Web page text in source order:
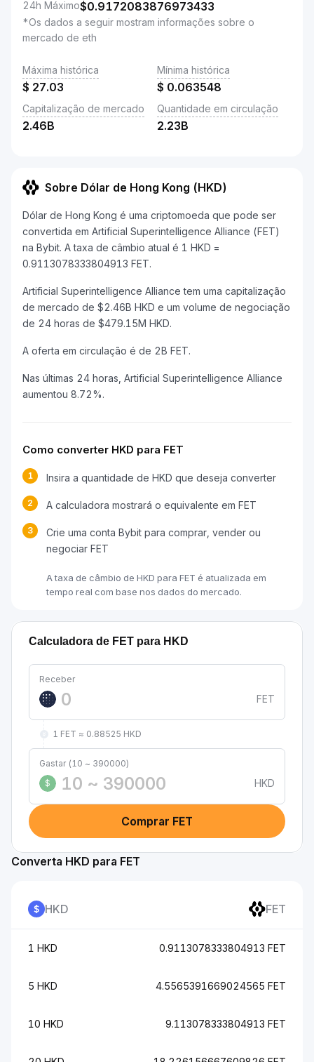
24h Máximo$0.9172083876973433
*Os dados a seguir mostram informações sobre o
mercado de eth
Máxima histórica
$ 27.03
Mínima histórica
$ 0.063548
Capitalização de mercado
2.46B
Quantidade em circulação
2.23B
Sobre Dólar de Hong Kong (HKD)
Dólar de Hong Kong é uma criptomoeda que pode ser
convertida em Artificial Superintelligence Alliance (FET)
na Bybit. A taxa de câmbio atual é 1 HKD =
0.9113078333804913 FET.
Artificial Superintelligence Alliance tem uma capitalização
de mercado de $2.46B HKD e um volume de negociação
de 24 horas de $479.15M HKD.
A oferta em circulação é de 2B FET.
Nas últimas 24 horas, Artificial Superintelligence Alliance
aumentou 8.72%.
Como converter HKD para FET
1 Insira a quantidade de HKD que deseja converter
2 A calculadora mostrará o equivalente em FET
3
Crie uma conta Bybit para comprar, vender ou
negociar FET
A taxa de câmbio de HKD para FET é atualizada em
tempo real com base nos dados do mercado.
Calculadora de FET para HKD
Receber
FET
1 FET ≈ 0.88525 HKD
Gastar (10 ~ 390000)
$
HKD
Comprar FET
Converta HKD para FET
HKD FET
1 HKD 0.9113078333804913 FET
5 HKD 4.5565391669024565 FET
10 HKD 9.113078333804913 FET